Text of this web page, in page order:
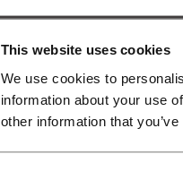
This website uses cookies
We use cookies to
information about your use
other information that